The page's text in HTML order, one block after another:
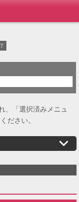
、「選択済みメニュ
ださい。